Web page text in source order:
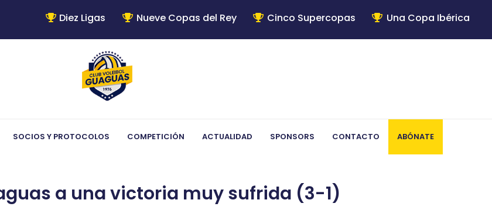
Diez Ligas Nueve Copas del Rey Cinco Supercopas Una Copa Ibérica
SOCIOS Y PROTOCOLOS COMPETICIÓN ACTUALIDAD SPONSORS CONTACTO ABÓNATE
a una victoria muy sufrida (3-1)